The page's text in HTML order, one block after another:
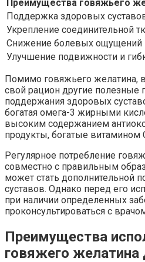
Преимущества говяжьего
Поддержка здоровых
Укрепление соединительной
Снижение болевых ощущений
Улучшение подвижности и
Помимо говяжьего желатина,
свой рацион другие полезные
поддержания здоровых
богатая омега-3 жирными
высоким содержанием
продукты, богатые витамином
Регулярное потребление
совместно с правильным
может стать дополнительной
суставов. Однако перед его
при наличии определенных
проконсультироваться с
Преимущества
говяжего желатина